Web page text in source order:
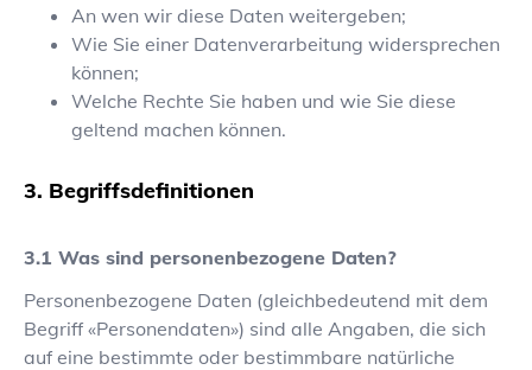
An wen wir diese Daten weitergeben;
Wie Sie einer Datenverarbeitung widersprechen
können;
Welche Rechte Sie haben und wie Sie diese
geltend machen können.
Begriffsdefinitionen
Was sind personenbezogene Daten?
Personenbezogene Daten (gleichbedeutend mit dem
Begriff «Personendaten») sind alle Angaben, die sich
auf eine bestimmte oder bestimmbare natürliche